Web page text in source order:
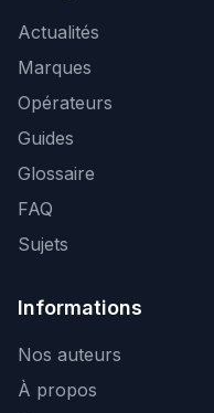
Actualités
Marques
Opérateurs
Guides
Glossaire
FAQ
Sujets
Informations
Nos auteurs
À propos